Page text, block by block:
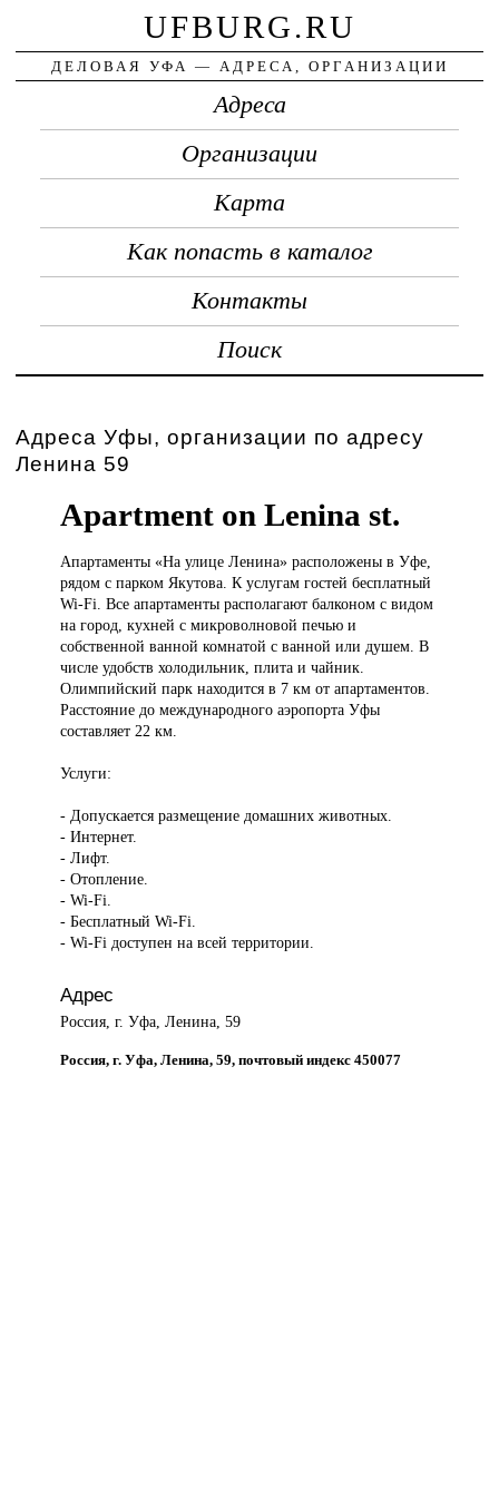
UFBURG.RU
ДЕЛОВАЯ УФА — АДРЕСА, ОРГАНИЗАЦИИ
Адреса
Организации
Карта
Как попасть в каталог
Контакты
Поиск
Адреса Уфы, организации по адресу
Ленина 59
Apartment on Lenina st.
Апартаменты «Наулице Ленина» расположены в Уфе,
рядом с парком Якутова. К услугам гостей бесплатный
Wi-Fi. Все апартаменты располагают балконом с видом
на город, кухней с микроволновой печью и
собственной ванной комнатой с ванной или душем. В
числе удобств холодильник, плита и чайник.
Олимпийский парк находится в 7 км от апартаментов.
Расстояние до международного аэропорта Уфы
составляет 22 км.
Услуги:
- Допускается размещение домашних животных.
- Интернет.
- Лифт.
- Отопление.
- Wi-Fi.
- Бесплатный Wi-Fi.
- Wi-Fi доступен на всей территории.
Адрес
Россия, г. Уфа, Ленина, 59
Россия, г. Уфа, Ленина, 59, почтовый индекс 450077